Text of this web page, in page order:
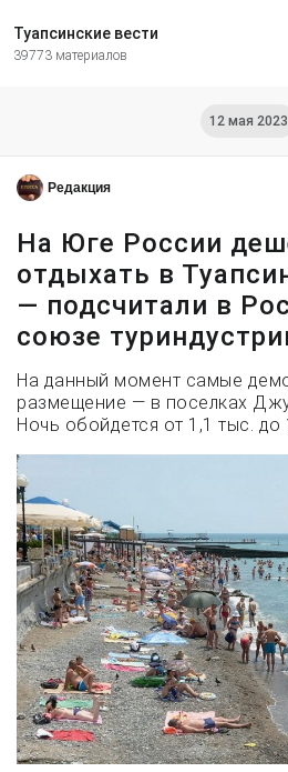
Туапсинские вести
39773 материалов
12 мая 2023
Редакция
На Юге России
отдыхать в
— подсчитали в
союзе
На данный момент самые
размещение — в поселках
Ночь обойдется от 1,1 тыс. до